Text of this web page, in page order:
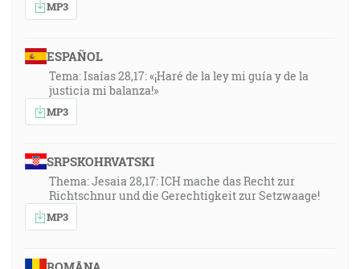
MP3
ESPAÑOL
Tema: Isaías 28,17: «¡Haré de la ley mi guía y de la
justicia mi balanza!»
MP3
SRPSKOHRVATSKI
Thema: Jesaia 28,17: ICH mache das Recht zur
Richtschnur und die Gerechtigkeit zur Setzwaage!
MP3